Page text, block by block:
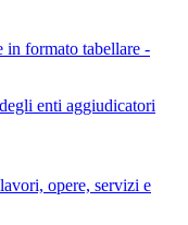
in formato tabellare -
enti aggiudicatori
opere, servizi e